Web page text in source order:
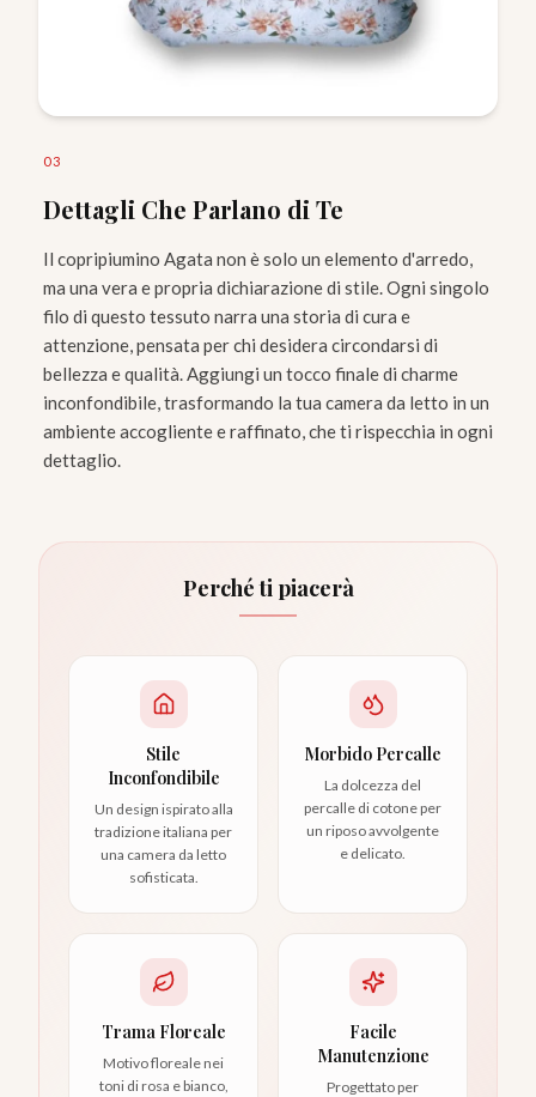
03
Dettagli Che Parlano di Te
Il copripiumino Agata non è solo un elemento d'arredo,
ma una vera e propria dichiarazione di stile. Ogni singolo
filo di questo tessuto narra una storia di cura e
attenzione, pensata per chi desidera circondarsi di
bellezza e qualità. Aggiungi un tocco finale di charme
inconfondibile, trasformando la tua camera da letto in un
ambiente accogliente e raffinato, che ti rispecchia in ogni
dettaglio.
Perché ti piacerà
Stile
Inconfondibile
Un design ispirato alla
tradizione italiana per
una camera da letto
sofisticata.
Morbido Percalle
La dolcezza del
percalle di cotone per
un riposo avvolgente
e delicato.
Trama Floreale
Motivo floreale nei
toni di rosa e bianco,
Facile
Manutenzione
Progettato per